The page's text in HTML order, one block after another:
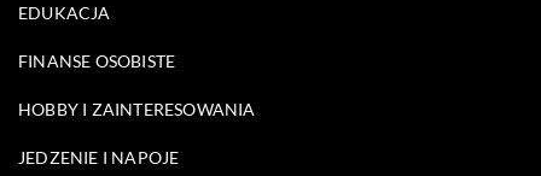
EDUKACJA
FINANSE OSOBISTE
HOBBY I ZAINTERESOWANIA
JEDZENIE I NAPOJE